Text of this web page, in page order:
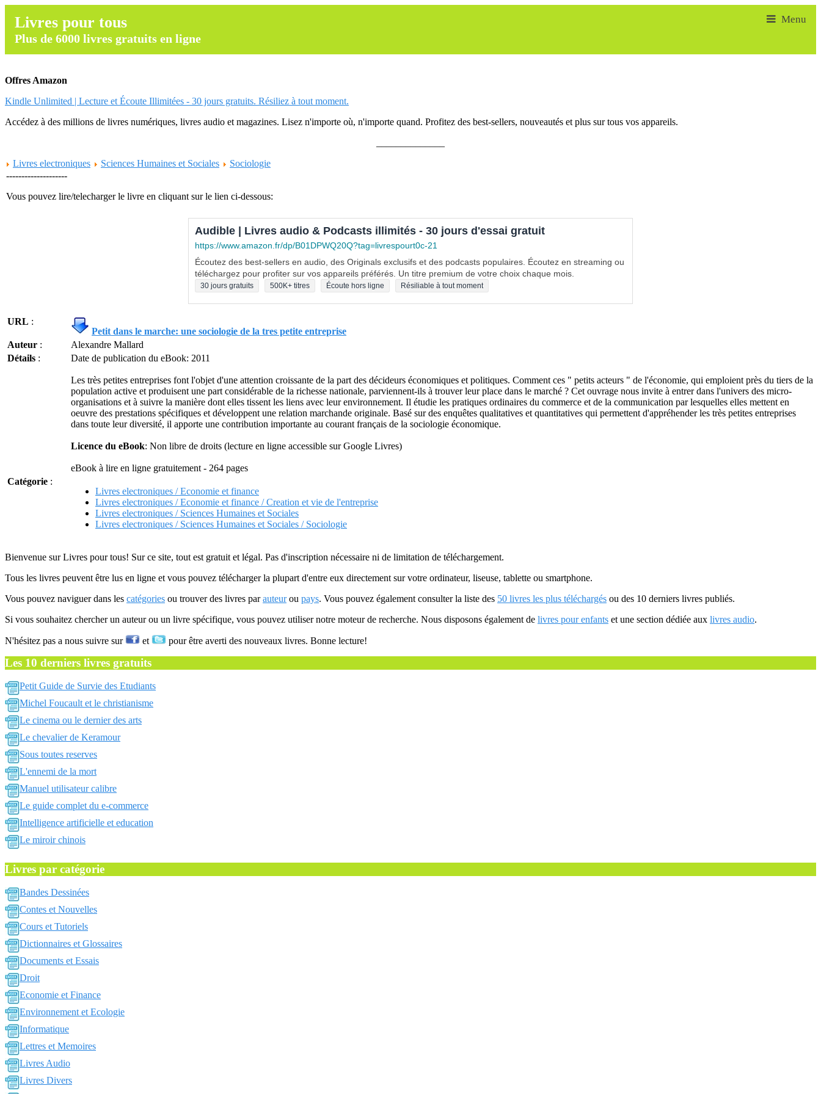
Livres pour tous
Plus de 6000 livres gratuits en ligne
Offres Amazon
Kindle Unlimited | Lecture et Écoute Illimitées - 30 jours gratuits. Résiliez à tout moment.
Accédez à des millions de livres numériques, livres audio et magazines. Lisez n'importe où, n'importe quand. Profitez des best-sellers, nouveautés et plus sur tous vos appareils.
Livres electroniques
Sciences Humaines et Sociales
Sociologie
--------------------
Vous pouvez lire/telecharger le livre en cliquant sur le lien ci-dessous:
Audible | Livres audio & Podcasts illimités - 30 jours d'essai gratuit
https://www.amazon.fr/dp/B01DPWQ20Q?tag=livrespourt0c-21
Écoutez des best-sellers en audio, des Originals exclusifs et des podcasts populaires. Écoutez en streaming ou
téléchargez pour profiter sur vos appareils préférés. Un titre premium de votre choix chaque mois.
30 jours gratuits 500K+ titres Écoute hors ligne Résiliable à tout moment
URL :
Petit dans le marche: une sociologie de la tres petite entreprise
Auteur :
Alexandre Mallard
Détails : Date de publication du eBook: 2011
Les très petites entreprises font l'objet d'une attention croissante de la part des décideurs économiques et politiques. Comment ces " petits acteurs " de l'économie, qui emploient près du tiers de la
population active et produisent une part considérable de la richesse nationale, parviennent-ils à trouver leur place dans le marché ? Cet ouvrage nous invite à entrer dans l'univers des micro-
organisations et à suivre la manière dont elles tissent les liens avec leur environnement. Il étudie les pratiques ordinaires du commerce et de la communication par lesquelles elles mettent en
oeuvre des prestations spécifiques et développent une relation marchande originale. Basé sur des enquêtes qualitatives et quantitatives qui permettent d'appréhender les très petites entreprises
dans toute leur diversité, il apporte une contribution importante au courant français de la sociologie économique.
Licence du eBook: Non libre de droits (lecture en ligne accessible sur Google Livres)
eBook à lire en ligne gratuitement - 264 pages
Catégorie :
Livres electroniques / Economie et finance
Livres electroniques / Economie et finance / Creation et vie de l'entreprise
Livres electroniques / Sciences Humaines et Sociales
Livres electroniques / Sciences Humaines et Sociales / Sociologie
Bienvenue sur Livres pour tous! Sur ce site, tout est gratuit et légal. Pas d'inscription nécessaire ni de limitation de téléchargement.
Tous les livres peuvent être lus en ligne et vous pouvez télécharger la plupart d'entre eux directement sur votre ordinateur, liseuse, tablette ou smartphone.
Vous pouvez naviguer dans les catégories ou trouver des livres parauteurou pays. Vous pouvez également consulter la liste des 50 livres les plus téléchargés ou des 10 derniers livres publiés.
Si vous souhaitez chercher un auteur ou un livre spécifique, vous pouvez utiliser notre moteur de recherche. Nous disposons également de livres pour enfants et une section dédiée aux livres audio.
N'hésitez pas a nous suivre sur et pour être averti des nouveaux livres. Bonne lecture!
Les 10 derniers livres gratuits
Petit Guide de Survie des Etudiants
Michel Foucault et le christianisme
Le cinema ou le dernier des arts
Le chevalier de Keramour
Sous toutes reserves
L'ennemi de la mort
Manuel utilisateur calibre
Le guide complet du e-commerce
Intelligence artificielle et education
Le miroir chinois
Livres par catégorie
Bandes Dessinées
Contes et Nouvelles
Cours et Tutoriels
Dictionnaires et Glossaires
Documents et Essais
Droit
Economie et Finance
Environnement et Ecologie
Informatique
Lettres et Memoires
Livres Audio
Livres Divers